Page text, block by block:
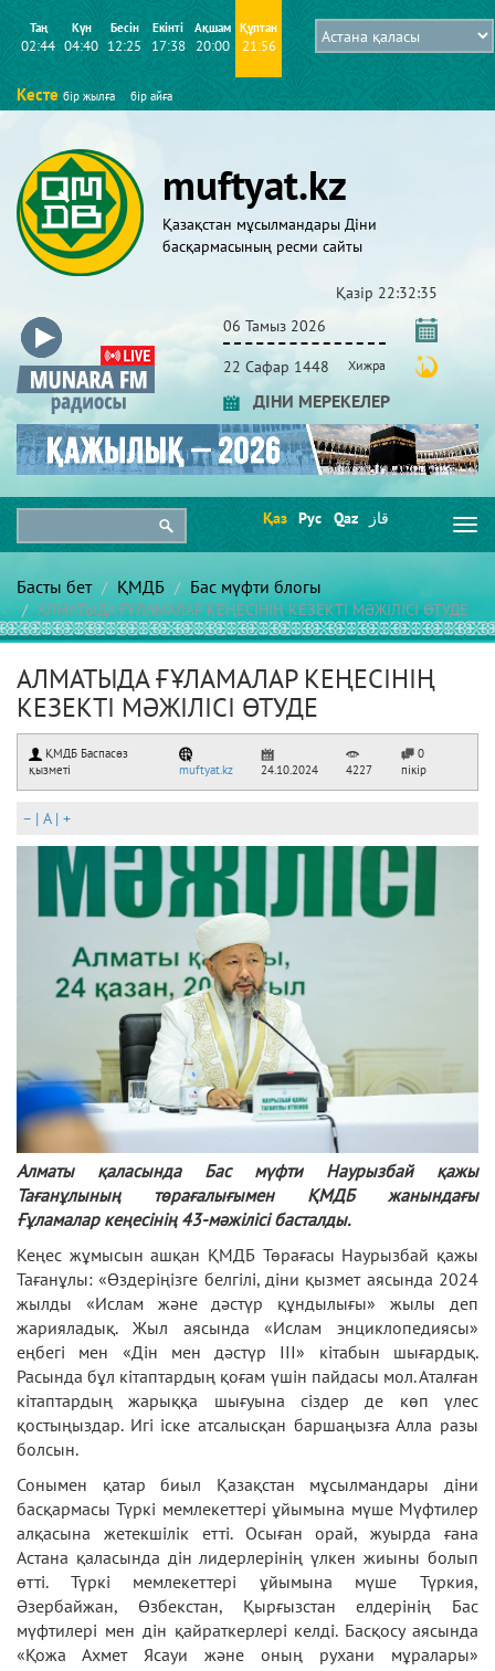
Таң
02:44
Күн
04:40
Бесін
12:25
Екінті
17:38
Ақшам
20:00
Құптан
21:56
Кесте бір жылға бір айға
muftyat.kz
Қазақстан мұсылмандары Діни
басқармасының ресми сайты
Қазір 22:32:36
06 Тамыз 2026
22 Сафар 1448 Хижра
ДІНИ МЕРЕКЕЛЕР
Қаз Рус Qaz قاز
Басты бет ҚМДБ Бас мүфти блогы
АЛМАТЫДА ҒҰЛАМАЛАР КЕҢЕСІНІҢ КЕЗЕКТІ МӘЖІЛІСІ ӨТУДЕ
АЛМАТЫДА ҒҰЛАМАЛАР КЕҢЕСІНІҢ
КЕЗЕКТІ МӘЖІЛІСІ ӨТУДЕ
ҚМДБ Баспасөз
қызметі
muftyat.kz 24.10.2024 4227
0
пікір
– | A| +
Алматы қаласында Бас мүфти Наурызбай қажы
Тағанұлының төрағалығымен ҚМДБ жанындағы
Ғұламалар кеңесінің 43-мәжілісі басталды.
Кеңес жұмысын ашқан ҚМДБ Төрағасы Наурызбай қажы
Тағанұлы: «Өздеріңізге белгілі, діни қызмет аясында 2024
жылды «Ислам және дәстүр құндылығы» жылы деп
жарияладық. Жыл аясында «Ислам энциклопедиясы»
еңбегі мен «Дін мен дәстүр ІІІ» кітабын шығардық.
Расында бұл кітаптардың қоғам үшін пайдасы мол. Аталған
кітаптардың жарыққа шығуына сіздер де көп үлес
қостыңыздар. Игі іске атсалысқан баршаңызға Алла разы
болсын.
Сонымен қатар биыл Қазақстан мұсылмандары діни
басқармасы Түркі мемлекеттері ұйымына мүше Мүфтилер
алқасына жетекшілік етті. Осыған орай, жуырда ғана
Астана қаласында дін лидерлерінің үлкен жиыны болып
өтті. Түркі мемлекеттері ұйымына мүше Түркия,
Әзербайжан, Өзбекстан, Қырғызстан елдерінің Бас
мүфтилері мен дін қайраткерлері келді. Басқосу аясында
«Қожа Ахмет Ясауи және оның рухани мұралары»